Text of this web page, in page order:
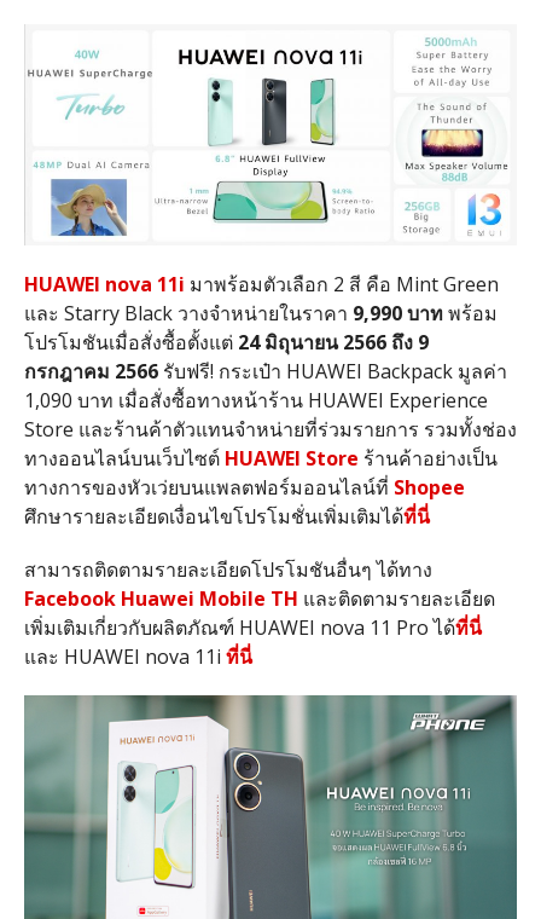
HUAWEI nova 11i มาพร้อมตัวเลือก 2 สี คือ Mint Green
และ Starry Black วางจำหน่ายในราคา 9,990บาทพร้อม
โปรโมชันเมื่อสั่งซื้อตั้งแต่ 24มิถุนายน2566 ถึง9
กรกฎาคม 2566 รับฟรี! กระเป๋า HUAWEI Backpack มูลค่า
1,090 บาท เมื่อสั่งซื้อทางหน้าร้านHUAWEI Experience
Store และร้านค้าตัวแทนจำหน่ายที่ร่วมรายการ รวมทั้งช่อง
ทางออนไลน์บนเว็บไซต์ HUAWEI Store ร้านค้าอย่างเป็น
ทางการของหัวเว่ยบนแพลตฟอร์มออนไลน์ที่ Shopee
ศึกษารายละเอียดเงื่อนไขโปรโมชั่นเพิ่มเติมได้ที่นี่
สามารถติดตามรายละเอียดโปรโมชันอื่นๆ ได้ทาง
Facebook Huawei Mobile TH และติดตามรายละเอียด
เพิ่มเติมเกี่ยวกับผลิตภัณฑ์ HUAWEI nova 11 Proได้ที่นี่
และ HUAWEI nova 11i ที่นี่